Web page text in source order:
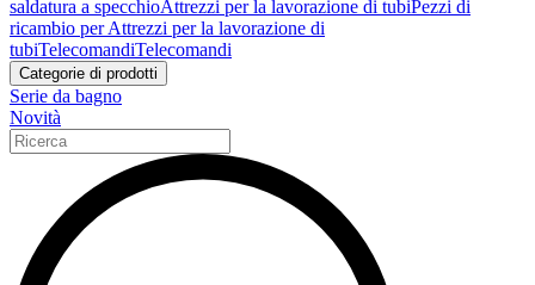
saldatura a specchioAttrezzi per la lavorazione di tubiPezzi di
ricambio per Attrezzi per la lavorazione di
tubiTelecomandiTelecomandi
Categorie di prodotti
Serie da bagno
Novità